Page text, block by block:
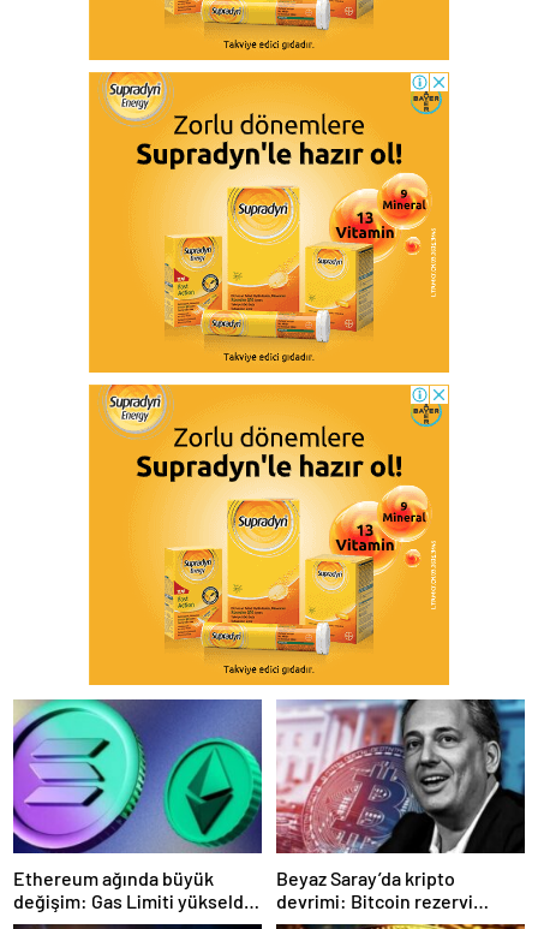
Ethereum ağında büyük
değişim: Gas Limiti yükseldi,
işlem ücretleri düşebilir mi?
Beyaz Saray’da kripto
devrimi: Bitcoin rezervi
gerçek olabilir mi?